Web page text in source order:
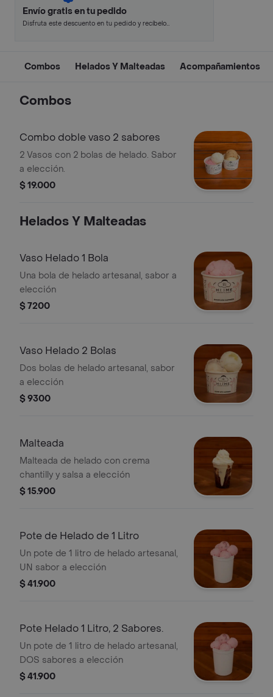
Envío gratis en tu pedido
Disfruta este descuento en tu pedido y recíbelo
Combos Helados Y Malteadas Acompañamientos
Combos
Combo doble vaso 2 sabores
2 Vasos con 2 bolas de helado. Sabor
a elección.
$ 19.000
Helados Y Malteadas
Vaso Helado 1 Bola
Una bola de helado artesanal, sabor a
elección
$ 7200
Vaso Helado 2 Bolas
Dos bolas de helado artesanal, sabor
a elección
$ 9300
Malteada
Malteada de helado con crema
chantilly y salsa a elección
$ 15.900
Pote de Helado de 1 Litro
Un pote de 1 litro de helado artesanal,
UN sabor a elección
$ 41.900
Pote Helado 1 Litro, 2 Sabores.
Un pote de 1 litro de helado artesanal,
DOS sabores a elección
$ 41.900